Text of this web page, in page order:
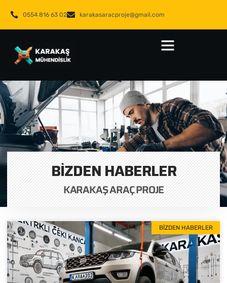
0554 816 63 02 karakasaracproje@gmail.com
BIZDEN HABERLER
KARAKAŞ ARAÇ PROJE
BIZDEN HABERLER